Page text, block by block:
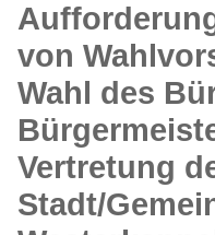
von
Wahl des
Vertretung
Stadt/